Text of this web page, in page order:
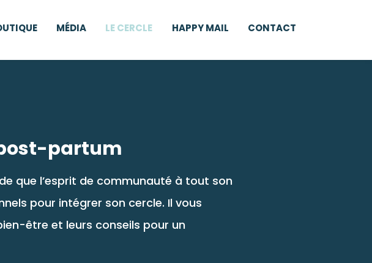
MÉDIA LE CERCLE HAPPY MAIL CONTACT
post-partum
que l’esprit de communauté à tout son
pour intégrer son cercle. Il vous
être et leurs conseils pour un